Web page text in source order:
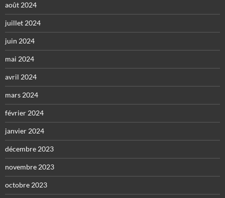
août 2024
juillet 2024
juin 2024
mai 2024
avril 2024
mars 2024
février 2024
janvier 2024
décembre 2023
novembre 2023
octobre 2023